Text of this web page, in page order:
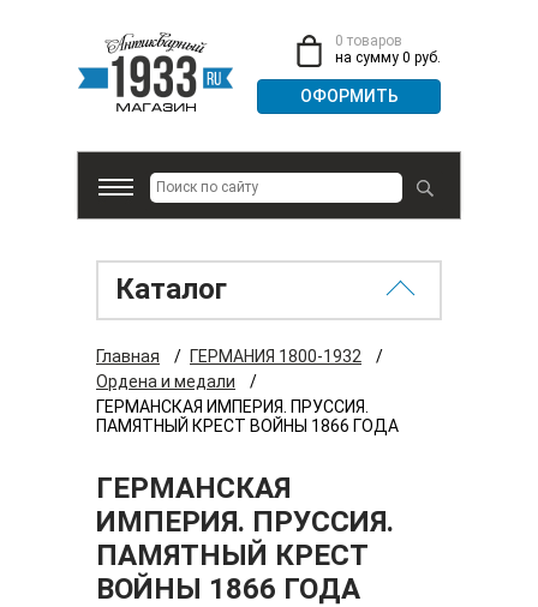
0 товаров
на сумму 0 руб.
Каталог
Главная / ГЕРМАНИЯ 1800-1932
/
Ордена и медали
/
ГЕРМАНСКАЯ ИМПЕРИЯ. ПРУССИЯ.
ПАМЯТНЫЙ КРЕСТ ВОЙНЫ 1866 ГОДА
ГЕРМАНСКАЯ
ИМПЕРИЯ. ПРУССИЯ.
ПАМЯТНЫЙ КРЕСТ
ВОЙНЫ 1866 ГОДА